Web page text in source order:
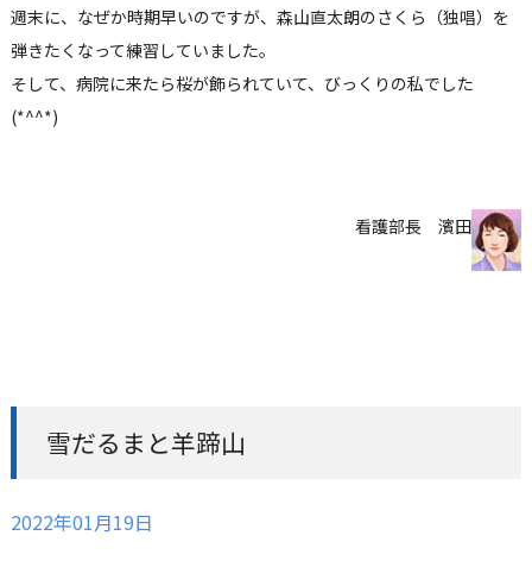
週末に、なぜか時期早いのですが、森山直太朗のさくら（独唱）を
弾きたくなって練習していました。
そして、病院に来たら桜が飾られていて、びっくりの私でした
(*^^*)
看護部長 濱田
雪だるまと羊蹄山
2022年01月19日